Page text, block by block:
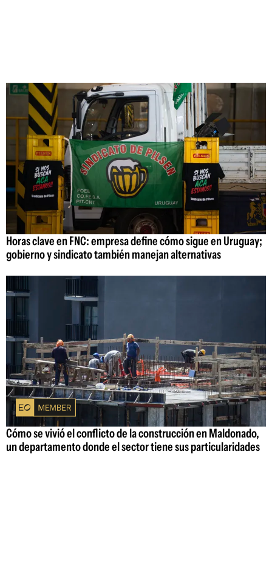
Horas clave en FNC: empresa define cómo sigue en Uruguay;
gobierno y sindicato también manejan alternativas
Cómo se vivió el conflicto de la construcción en Maldonado,
un departamento donde el sector tiene sus particularidades